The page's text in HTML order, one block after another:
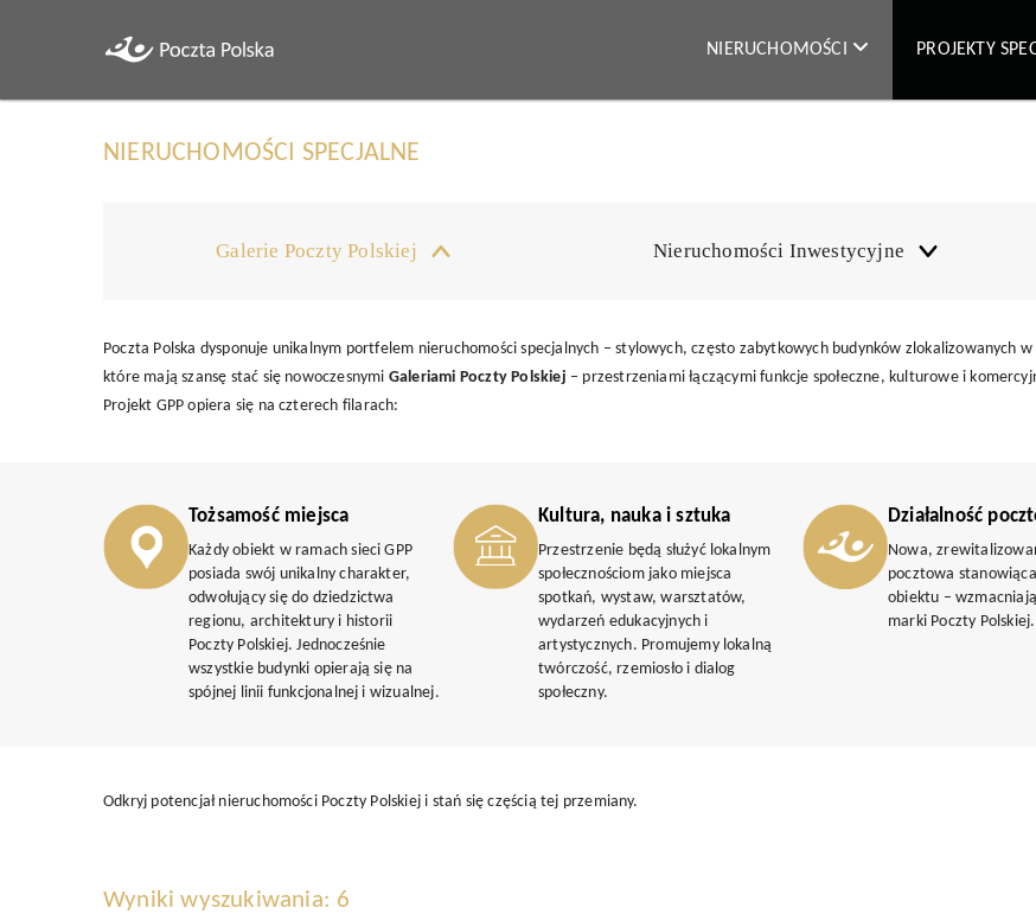
NIERUCHOMOŚCI PROJEKTY
NIERUCHOMOŚCI SPECJALNE
Galerie Poczty Polskiej Nieruchomości Inwestycyjne
Poczta Polska dysponuje unikalnym portfelem nieruchomości specjalnych – stylowych, często zabytkowych budynków zlokalizowanych
które mają szansę stać się nowoczesnymi Galeriami Poczty Polskiej – przestrzeniami łączącymi funkcje społeczne, kulturowe i
Projekt GPP opiera się na czterech filarach:
Tożsamość miejsca
Każdy obiekt w ramach sieci GPP
posiada swój unikalny charakter,
odwołujący się do dziedzictwa
regionu, architektury i historii
Poczty Polskiej. Jednocześnie
wszystkie budynki opierają się na
spójnej linii funkcjonalnej i wizualnej.
Kultura, nauka i sztuka
Przestrzenie będą służyć lokalnym
społecznościom jako miejsca
spotkań, wystaw, warsztatów,
wydarzeń edukacyjnych i
artystycznych. Promujemy lokalną
twórczość, rzemiosło i dialog
społeczny.
Działalność
Nowa,
pocztowa
obiektu –
marki Poczty Polskiej.
Odkryj potencjał nieruchomości Poczty Polskiej i stań się częścią tej przemiany.
Wyniki wyszukiwania: 6